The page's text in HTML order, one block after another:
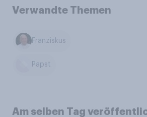
Verwandte Themen
Franziskus
Papst
Am selben Tag